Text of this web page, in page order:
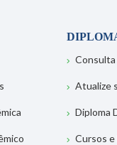
Consulta
Atualize
Diploma
Cursos